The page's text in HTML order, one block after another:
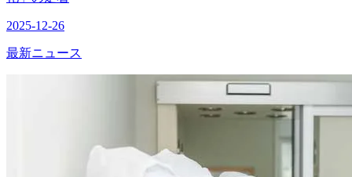
2025-12-26
最新ニュース